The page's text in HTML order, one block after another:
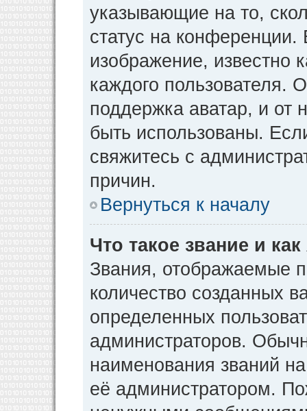
указывающие на то,
статус на
изображение, известно
каждого пользователя.
поддержка аватар, и от
быть использованы.
свяжитесь с
причин.
Вернуться к началу
Что такое звание и
Звания, отображаемые
количество созданных
определенных
администраторов.
наименования званий
её администратором.